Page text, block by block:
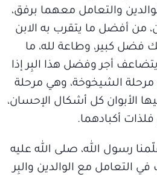
والتعامل معهما برفق،
من أفضل ما يتقرب به الابن
فضل كبير، وطاعة لله، ما
أجر وفضل هذا البِر إذا
مرحلة الشيخوخة، وهي مرحلة
الأبوان كل أشكال الإحسان،
أكبادهما.
رسول الله، صلى الله عليه
التعامل مع الوالدين والبِر